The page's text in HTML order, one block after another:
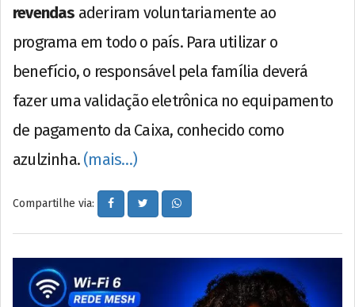
revendas aderiram voluntariamente ao
programa em todo o país. Para utilizar o
benefício, o responsável pela família deverá
fazer uma validação eletrônica no equipamento
de pagamento da Caixa, conhecido como
azulzinha. (mais…)
Compartilhe via: